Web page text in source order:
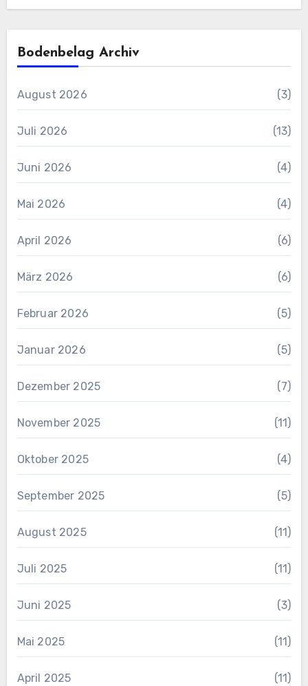
Bodenbelag Archiv
August 2026 (3)
Juli 2026 (13)
Juni 2026 (4)
Mai 2026 (4)
April 2026 (6)
März 2026 (6)
Februar 2026 (5)
Januar 2026 (5)
Dezember 2025 (7)
November 2025 (11)
Oktober 2025 (4)
September 2025 (5)
August 2025 (11)
Juli 2025 (11)
Juni 2025 (3)
Mai 2025 (11)
April 2025 (11)